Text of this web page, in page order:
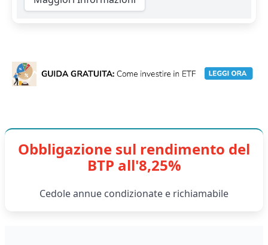
Obbligazione sul rendimento del
BTP all'8,25%
Cedole annue condizionate e richiamabile